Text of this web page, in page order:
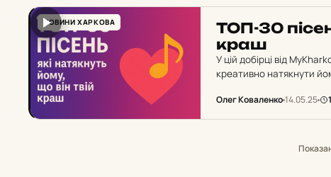
НОВИНИ ХАРКОВА
ТОП-30
краш
У цій добірці від
креативно натякнути
Олег Коваленко14.05.25